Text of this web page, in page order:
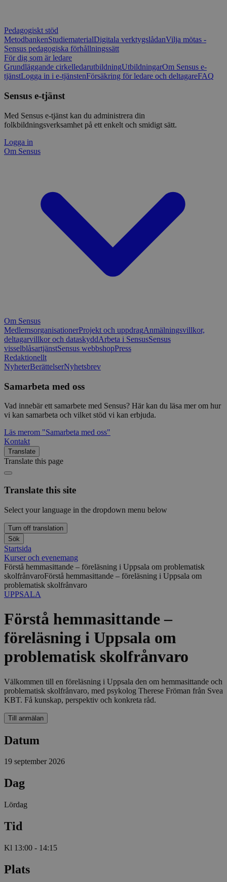
Pedagogiskt stöd
MetodbankenStudiematerialDigitala verktygslådanVilja mötas -
Sensus pedagogiska förhållningssätt
För dig som är ledare
Grundläggande cirkelledarutbildningUtbildningarOm Sensus e-
tjänstLogga in i e-tjänstenFörsäkring för ledare och deltagareFAQ
Sensus e-tjänst
Med Sensus e-tjänst kan du administrera din
folkbildningsverksamhet på ett enkelt och smidigt sätt.
Logga in
Om Sensus
Om Sensus
MedlemsorganisationerProjekt och uppdragAnmälningsvillkor,
deltagarvillkor och dataskyddArbeta i SensusSensus
visselblåsartjänstSensus webbshopPress
Redaktionellt
NyheterBerättelserNyhetsbrev
Samarbeta med oss
Vad innebär ett samarbete med Sensus? Här kan du läsa mer om hur
vi kan samarbeta och vilket stöd vi kan erbjuda.
Läs merom "Samarbeta med oss"
Kontakt
Translate
Translate this page
Translate this site
Select your language in the dropdown menu below
Turn off translation
Sök
Startsida
Kurser och evenemang
Förstå hemmasittande – föreläsning i Uppsala om problematisk
skolfrånvaroFörstå hemmasittande – föreläsning i Uppsala om
problematisk skolfrånvaro
UPPSALA
Förstå hemmasittande –
föreläsning i Uppsala om
problematisk skolfrånvaro
Välkommen till en föreläsning i Uppsala den om hemmasittande och
problematisk skolfrånvaro, med psykolog Therese Fröman från Svea
KBT. Få kunskap, perspektiv och konkreta råd.
Till anmälan
Datum
19 september 2026
Dag
Lördag
Tid
Kl 13:00 - 14:15
Plats